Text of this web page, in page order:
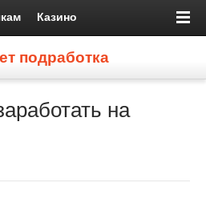
Казино
подработка
на